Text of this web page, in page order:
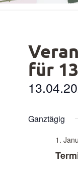
für
wählen.
Ganztägig
1.